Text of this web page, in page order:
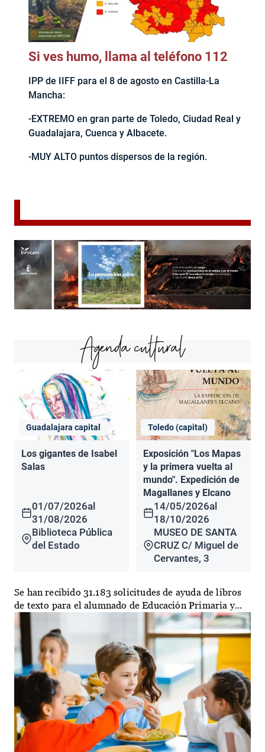
Si ves humo, llama al teléfono 112
IPP de IIFF para el 8 de agosto en Castilla-La
Mancha:
-EXTREMO en gran parte de Toledo, Ciudad Real y
Guadalajara, Cuenca y Albacete.
-MUY ALTO puntos dispersos de la región.
Agenda cultural
Guadalajara capital
Los gigantes de Isabel
Salas
01/07/2026al
31/08/2026
Biblioteca Pública
del Estado
Toledo (capital)
Exposición "Los Mapas
y la primera vuelta al
mundo". Expedición de
Magallanes y Elcano
14/05/2026al
18/10/2026
MUSEO DE SANTA
CRUZ C/ Miguel de
Cervantes, 3
Se han recibido 31.183 solicitudes de ayuda de libros
de texto para el alumnado de Educación Primaria y...